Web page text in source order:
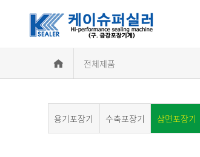
전체제품
용기포장기 수축포장기 삼면포장기